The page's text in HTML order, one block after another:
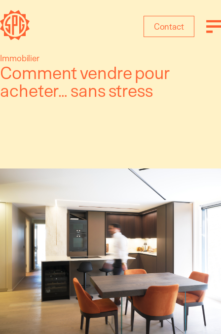
Aller
au
contenu
Contact
Immobilier
Comment vendre pour
acheter… sans stress